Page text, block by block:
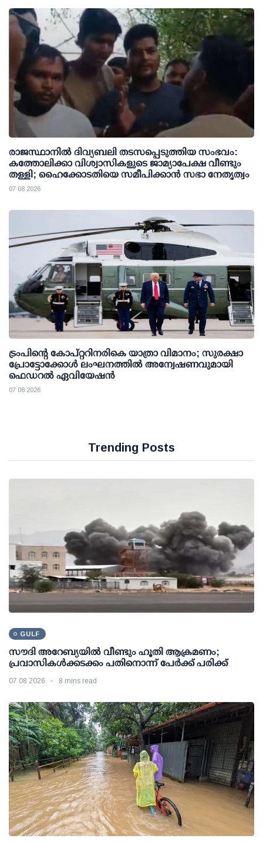
രാജസ്ഥാനിൽ ദിവ്യബലി തടസപ്പെടുത്തിയ സംഭവം:
കത്തോലിക്കാ വിശ്വാസികളുടെ ജാമ്യാപേക്ഷ വീണ്ടും
തള്ളി; ഹൈക്കോടതിയെ സമീപിക്കാൻ സഭാ നേതൃത്വം
07 08 2026
ട്രംപിന്റെ കോപ്റ്ററിനരികെ യാത്രാ വിമാനം; സുരക്ഷാ
പ്രോട്ടോക്കോള്‍ ലംഘനത്തില്‍ അന്വേഷണവുമായി
ഫെഡറല്‍ ഏവിയേഷന്‍
07 08 2026
Trending Posts
GULF
സൗദി അറേബ്യയില്‍ വീണ്ടും ഹൂതി ആക്രമണം;
പ്രവാസികള്‍ക്കടക്കം പതിനൊന്ന് പേര്‍ക്ക് പരിക്ക്
07 08 2026 8 mins read